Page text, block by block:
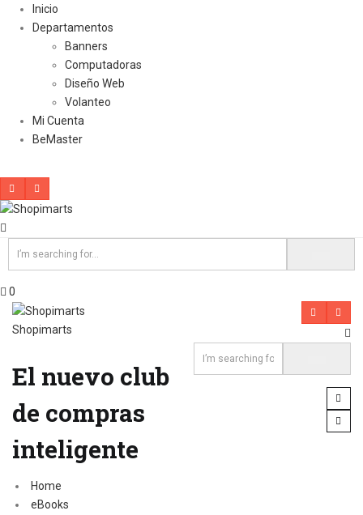
Inicio
Departamentos
Banners
Computadoras
Diseño Web
Volanteo
Mi Cuenta
BeMaster
0
Shopimarts
El nuevo club
de compras
inteligente
Home
eBooks